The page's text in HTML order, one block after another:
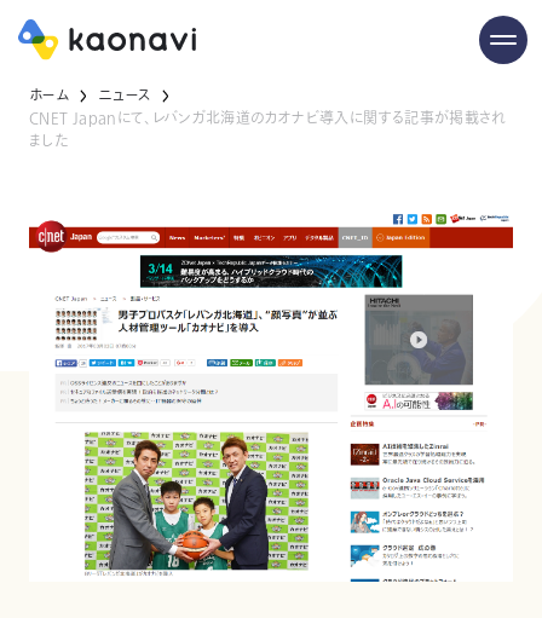
ホーム
ニュース
CNET Japanにて、レバンガ北海道のカオナビ導入に関する記事が掲載され
ました